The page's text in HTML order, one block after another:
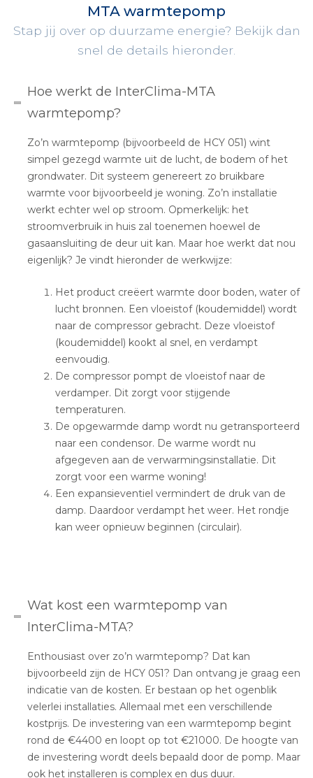
MTA warmtepomp
Stap jij over op duurzame energie? Bekijk dan
snel de details hieronder.
Hoe werkt de InterClima-MTA
warmtepomp?
Zo’n warmtepomp (bijvoorbeeld de HCY 051) wint
simpel gezegd warmte uit de lucht, de bodem of het
grondwater. Dit systeem genereert zo bruikbare
warmte voor bijvoorbeeld je woning. Zo’n installatie
werkt echter wel op stroom. Opmerkelijk: het
stroomverbruik in huis zal toenemen hoewel de
gasaansluiting de deur uit kan. Maar hoe werkt dat nou
eigenlijk? Je vindt hieronder de werkwijze:
Het product creëert warmte door boden, water of
lucht bronnen. Een vloeistof (koudemiddel) wordt
naar de compressor gebracht. Deze vloeistof
(koudemiddel) kookt al snel, en verdampt
eenvoudig.
De compressor pompt de vloeistof naar de
verdamper. Dit zorgt voor stijgende
temperaturen.
De opgewarmde damp wordt nu getransporteerd
naar een condensor. De warme wordt nu
afgegeven aan de verwarmingsinstallatie. Dit
zorgt voor een warme woning!
Een expansieventiel vermindert de druk van de
damp. Daardoor verdampt het weer. Het rondje
kan weer opnieuw beginnen (circulair).
Wat kost een warmtepomp van
InterClima-MTA?
Enthousiast over zo’n warmtepomp? Dat kan
bijvoorbeeld zijn de HCY 051? Dan ontvang je graag een
indicatie van de kosten. Er bestaan op het ogenblik
velerlei installaties. Allemaal met een verschillende
kostprijs. De investering van een warmtepomp begint
rond de €4400 en loopt op tot €21000. De hoogte van
de investering wordt deels bepaald door de pomp. Maar
ook het installeren is complex en dus duur.